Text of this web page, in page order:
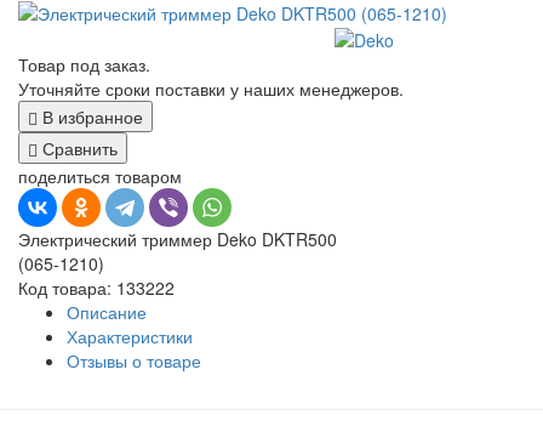
Товар под заказ.
Уточняйте сроки поставки у наших менеджеров.
В избранное
Сравнить
поделиться товаром
Электрический триммер Deko DKTR500
(065-1210)
Код товара: 133222
Описание
Характеристики
Отзывы о товаре